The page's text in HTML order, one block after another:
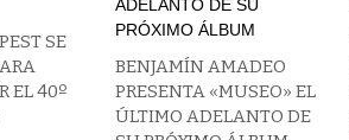
SE
EL 40º
BENJAMÍN AMADEO
PRESENTA «MUSEO» EL
ÚLTIMO ADELANTO DE